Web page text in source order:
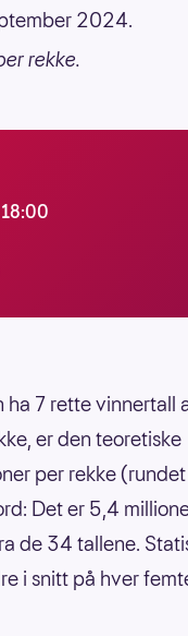
2024.
rekke.
ha 7 rette vinnertall
er den teoretiske
per rekke
Det er 5,4
de 34 tallene.
i snitt på hver